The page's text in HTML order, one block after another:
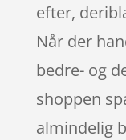
efter,
Når der
bedre- og
shoppen
almindelig